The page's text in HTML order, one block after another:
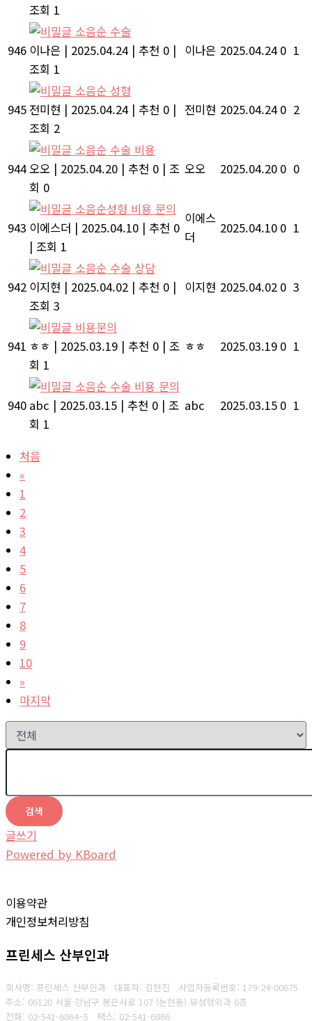
조회 1
946
소음순 수술
이나은 | 2025.04.24 | 추천 0 |
조회 1
이나은 2025.04.24 0 1
945
소음순 성형
전미현 | 2025.04.24 | 추천 0 |
조회 2
전미현 2025.04.24 0 2
944
소음순 수술 비용
오오 | 2025.04.20 | 추천 0 | 조
회 0
오오 2025.04.20 0 0
943
소음순성형 비용 문의
이에스더 | 2025.04.10 | 추천 0
| 조회 1
이에스
더
2025.04.10 0 1
942
소음순 수술 상담
이지현 | 2025.04.02 | 추천 0 |
조회 3
이지현 2025.04.02 0 3
941
비용문의
ㅎㅎ | 2025.03.19 | 추천 0 | 조
회 1
ㅎㅎ 2025.03.19 0 1
940
소음순 수술 비용 문의
abc | 2025.03.15 | 추천 0 | 조
회 1
abc 2025.03.15 0 1
처음
«
1
2
3
4
5
6
7
8
9
10
»
마지막
검색
글쓰기
Powered by KBoard
이용약관
개인정보처리방침
프린세스 산부인과
회사명: 프린세스 산부인과 대표자: 김현진 사업자등록번호: 179-24-00675
주소: 06120 서울 강남구 봉은사로 107 (논현동) 뷰성형외과 6층
전화: 02-541-6864~5
팩스: 02-541-6866